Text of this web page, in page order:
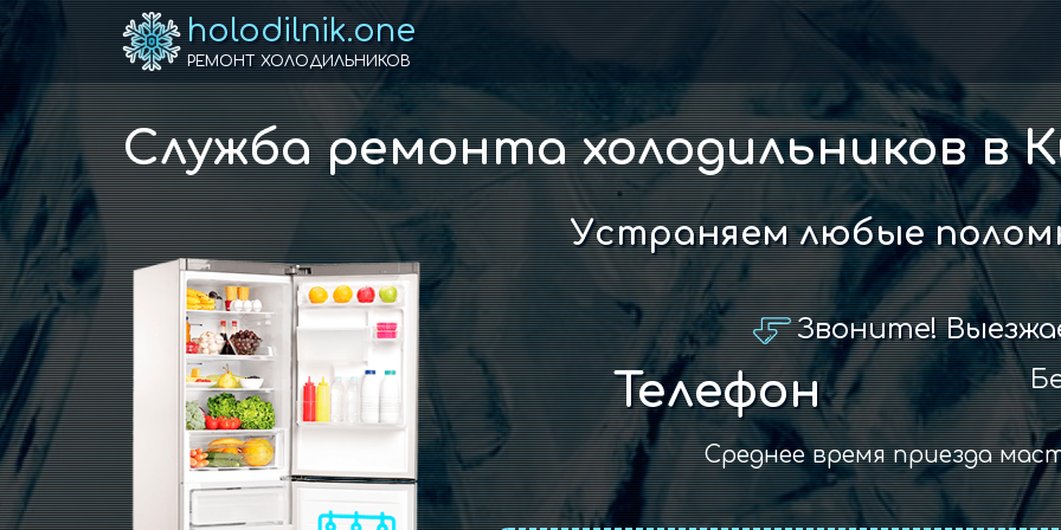
holodilnik.one
РЕМОНТ ХОЛОДИЛЬНИКОВ
Служба ремонта холодильников в
Устраняем любые
Звоните!
Телефон
Среднее время приезда